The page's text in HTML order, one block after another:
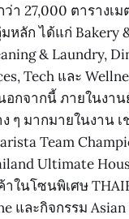
า 27,000 ตารางเ
หลัก ได้แก่ Bakery
& Laundry,
Tech และ
อกจากนี้ ภายในงา
ๆ มากมายในงาน
Team
Ultimate
ในโซนพิเศษ
และกิจกรรม Asian